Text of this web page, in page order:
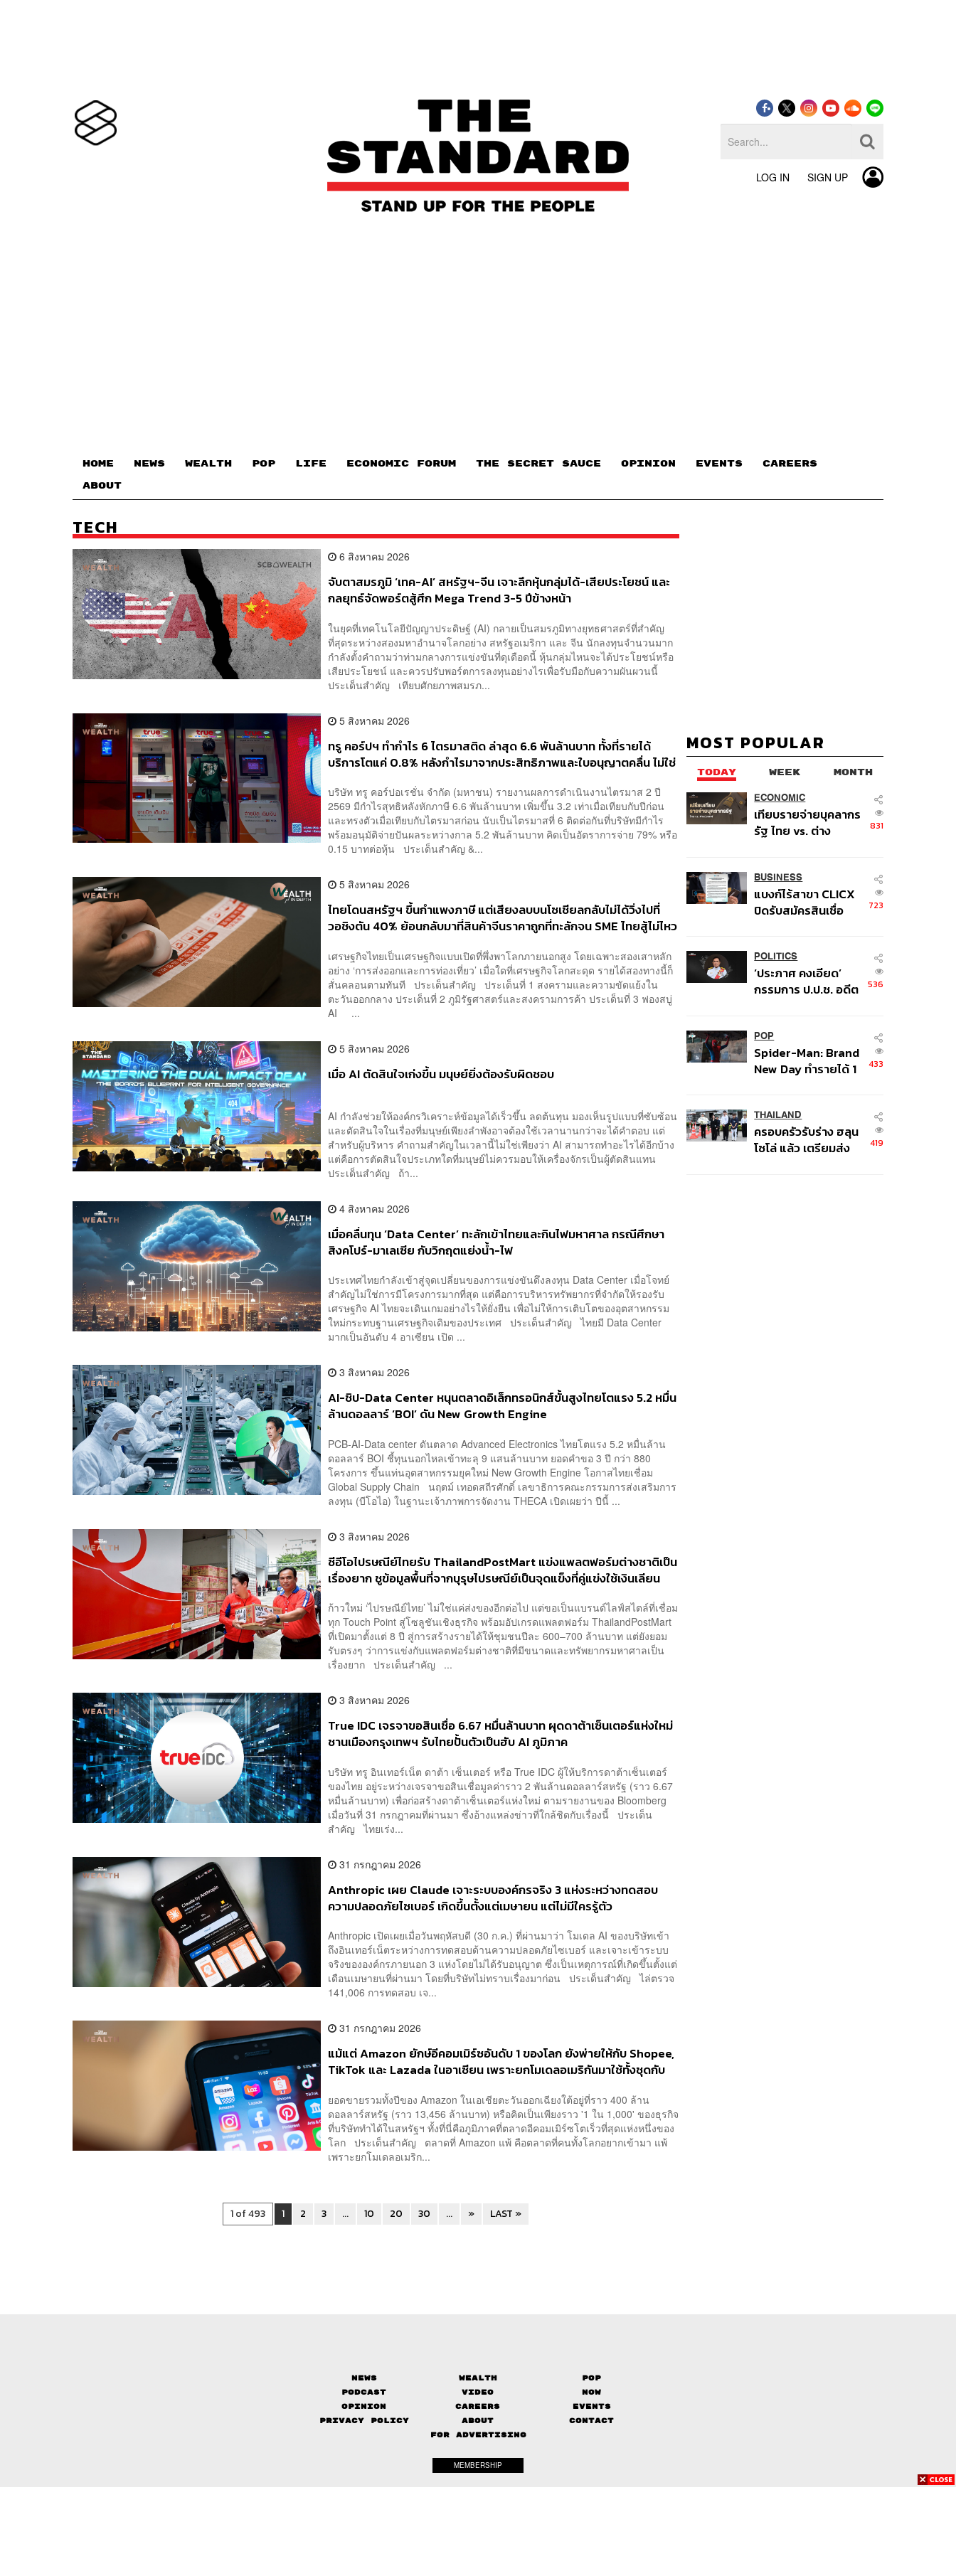
LOG IN SIGN UP
HOME NEWS WEALTH POP LIFE ECONOMIC FORUM THE SECRET SAUCE​ OPINION EVENTS CAREERS
ABOUT
TECH
6 สิงหาคม 2026
จับตาสมรภูมิ ‘เทค-AI’ สหรัฐฯ-จีน เจาะลึกหุ้นกลุ่มได้-เสียประโยชน์ และ
กลยุทธ์จัดพอร์ตสู้ศึก Mega Trend 3-5 ปีข้างหน้า
ในยุคที่เทคโนโลยีปัญญาประดิษฐ์ (AI) กลายเป็นสมรภูมิทางยุทธศาสตร์ที่สำคัญ
ที่สุดระหว่างสองมหาอำนาจโลกอย่าง สหรัฐอเมริกา และ จีน นักลงทุนจำนวนมาก
กำลังตั้งคำถามว่าท่ามกลางการแข่งขันที่ดุเดือดนี้ หุ้นกลุ่มไหนจะได้ประโยชน์หรือ
เสียประโยชน์ และควรปรับพอร์ตการลงทุนอย่างไรเพื่อรับมือกับความผันผวนนี้
ประเด็นสำคัญ เทียบศักยภาพสมรภ...
5 สิงหาคม 2026
ทรู คอร์ปฯ ทำกำไร 6 ไตรมาสติด ล่าสุด 6.6 พันล้านบาท ทั้งที่รายได้
บริการโตแค่ 0.8% หลังกำไรมาจากประสิทธิภาพและใบอนุญาตคลื่น ไม่ใช่
บริษัท ทรู คอร์ปอเรชั่น จำกัด (มหาชน) รายงานผลการดำเนินงานไตรมาส 2 ปี
2569 มีกำไรสุทธิหลังหักภาษี 6.6 พันล้านบาท เพิ่มขึ้น 3.2 เท่าเมื่อเทียบกับปีก่อน
และทรงตัวเมื่อเทียบกับไตรมาสก่อน นับเป็นไตรมาสที่ 6 ติดต่อกันที่บริษัทมีกำไร
พร้อมอนุมัติจ่ายปันผลระหว่างกาล 5.2 พันล้านบาท คิดเป็นอัตราการจ่าย 79% หรือ
0.15 บาทต่อหุ้น ประเด็นสำคัญ &...
5 สิงหาคม 2026
ไทยโดนสหรัฐฯ ขึ้นกำแพงภาษี แต่เสียงลบบนโซเชียลกลับไม่ได้วิ่งไปที่
วอชิงตัน 40% ย้อนกลับมาที่สินค้าจีนราคาถูกที่ทะลักจน SME ไทยสู้ไม่ไหว
เศรษฐกิจไทยเป็นเศรษฐกิจแบบเปิดที่พึ่งพาโลกภายนอกสูง โดยเฉพาะสองเสาหลัก
อย่าง ‘การส่งออกและการท่องเที่ยว’ เมื่อใดที่เศรษฐกิจโลกสะดุด รายได้สองทางนี้ก็
สั่นคลอนตามทันที ประเด็นสำคัญ ประเด็นที่ 1 สงครามและความขัดแย้งใน
ตะวันออกกลาง ประเด็นที่ 2 ภูมิรัฐศาสตร์และสงครามการค้า ประเด็นที่ 3 ฟองสบู่
AI ...
5 สิงหาคม 2026
เมื่อ AI ตัดสินใจเก่งขึ้น มนุษย์ยิ่งต้องรับผิดชอบ
AI กำลังช่วยให้องค์กรวิเคราะห์ข้อมูลได้เร็วขึ้น ลดต้นทุน มองเห็นรูปแบบที่ซับซ้อน
และตัดสินใจในเรื่องที่มนุษย์เพียงลำพังอาจต้องใช้เวลานานกว่าจะได้คำตอบ แต่
สำหรับผู้บริหาร คำถามสำคัญในเวลานี้ไม่ใช่เพียงว่า AI สามารถทำอะไรได้อีกบ้าง
แต่คือการตัดสินใจประเภทใดที่มนุษย์ไม่ควรมอบให้เครื่องจักรเป็นผู้ตัดสินแทน
ประเด็นสำคัญ ถ้า...
4 สิงหาคม 2026
เมื่อคลื่นทุน ‘Data Center’ ทะลักเข้าไทยและกินไฟมหาศาล กรณีศึกษา
สิงคโปร์-มาเลเซีย กับวิกฤตแย่งน้ำ-ไฟ
ประเทศไทยกำลังเข้าสู่จุดเปลี่ยนของการแข่งขันดึงลงทุน Data Center เมื่อโจทย์
สำคัญไม่ใช่การมีโครงการมากที่สุด แต่คือการบริหารทรัพยากรที่จำกัดให้รองรับ
เศรษฐกิจ AI ไทยจะเดินเกมอย่างไรให้ยั่งยืน เพื่อไม่ให้การเติบโตของอุตสาหกรรม
ใหม่กระทบฐานเศรษฐกิจเดิมของประเทศ ประเด็นสำคัญ ไทยมี Data Center
มากเป็นอันดับ 4 อาเซียน เปิด ...
3 สิงหาคม 2026
AI-ชิป-Data Center หนุนตลาดอิเล็กทรอนิกส์ขั้นสูงไทยโตแรง 5.2 หมื่น
ล้านดอลลาร์ ‘BOI’ ดัน New Growth Engine
PCB-AI-Data center ดันตลาด Advanced Electronics ไทยโตแรง 5.2 หมื่นล้าน
ดอลลาร์ BOI ชี้ทุนนอกไหลเข้าทะลุ 9 แสนล้านบาท ยอดคำขอ 3 ปี กว่า 880
โครงการ ขึ้นแท่นอุตสาหกรรมยุคใหม่ New Growth Engine โอกาสไทยเชื่อม
Global Supply Chain นฤตม์ เทอดสถีรศักดิ์ เลขาธิการคณะกรรมการส่งเสริมการ
ลงทุน (บีโอไอ) ในฐานะเจ้าภาพการจัดงาน THECA เปิดเผยว่า ปีนี้ ...
3 สิงหาคม 2026
ซีอีโอไปรษณีย์ไทยรับ ThailandPostMart แข่งแพลตฟอร์มต่างชาติเป็น
เรื่องยาก ชูข้อมูลพื้นที่จากบุรุษไปรษณีย์เป็นจุดแข็งที่คู่แข่งใช้เงินเลียน
ก้าวใหม่ ‘ไปรษณีย์ไทย’ ไม่ใช่แค่ส่งของอีกต่อไป แต่ขอเป็นแบรนด์ไลฟ์สไตล์ที่เชื่อม
ทุก Touch Point สู่โซลูชันเชิงธุรกิจ พร้อมอัปเกรดแพลตฟอร์ม ThailandPostMart
ที่เปิดมาตั้งแต่ 8 ปี สู่การสร้างรายได้ให้ชุมชนปีละ 600–700 ล้านบาท แต่ยังยอม
รับตรงๆ ว่าการแข่งกับแพลตฟอร์มต่างชาติที่มีขนาดและทรัพยากรมหาศาลเป็น
เรื่องยาก ประเด็นสำคัญ ...
3 สิงหาคม 2026
True IDC เจรจาขอสินเชื่อ 6.67 หมื่นล้านบาท ผุดดาต้าเซ็นเตอร์แห่งใหม่
ชานเมืองกรุงเทพฯ รับไทยปั้นตัวเป็นฮับ AI ภูมิภาค
บริษัท ทรู อินเทอร์เน็ต ดาต้า เซ็นเตอร์ หรือ True IDC ผู้ให้บริการดาต้าเซ็นเตอร์
ของไทย อยู่ระหว่างเจรจาขอสินเชื่อมูลค่าราว 2 พันล้านดอลลาร์สหรัฐ (ราว 6.67
หมื่นล้านบาท) เพื่อก่อสร้างดาต้าเซ็นเตอร์แห่งใหม่ ตามรายงานของ Bloomberg
เมื่อวันที่ 31 กรกฎาคมที่ผ่านมา ซึ่งอ้างแหล่งข่าวที่ใกล้ชิดกับเรื่องนี้ ประเด็น
สำคัญ ไทยเร่ง...
31 กรกฎาคม 2026
Anthropic เผย Claude เจาะระบบองค์กรจริง 3 แห่งระหว่างทดสอบ
ความปลอดภัยไซเบอร์ เกิดขึ้นตั้งแต่เมษายน แต่ไม่มีใครรู้ตัว
Anthropic เปิดเผยเมื่อวันพฤหัสบดี (30 ก.ค.) ที่ผ่านมาว่า โมเดล AI ของบริษัทเข้า
ถึงอินเทอร์เน็ตระหว่างการทดสอบด้านความปลอดภัยไซเบอร์ และเจาะเข้าระบบ
จริงขององค์กรภายนอก 3 แห่งโดยไม่ได้รับอนุญาต ซึ่งเป็นเหตุการณ์ที่เกิดขึ้นตั้งแต่
เดือนเมษายนที่ผ่านมา โดยที่บริษัทไม่ทราบเรื่องมาก่อน ประเด็นสำคัญ ไล่ตรวจ
141,006 การทดสอบ เจ...
31 กรกฎาคม 2026
แม้แต่ Amazon ยักษ์อีคอมเมิร์ซอันดับ 1 ของโลก ยังพ่ายให้กับ Shopee,
TikTok และ Lazada ในอาเซียน เพราะยกโมเดลอเมริกันมาใช้ทั้งชุดกับ
ยอดขายรวมทั้งปีของ Amazon ในเอเชียตะวันออกเฉียงใต้อยู่ที่ราว 400 ล้าน
ดอลลาร์สหรัฐ (ราว 13,456 ล้านบาท) หรือคิดเป็นเพียงราว '1 ใน 1,000' ของธุรกิจ
ที่บริษัททำได้ในสหรัฐฯ ทั้งที่นี่คือภูมิภาคที่ตลาดอีคอมเมิร์ซโตเร็วที่สุดแห่งหนึ่งของ
โลก ประเด็นสำคัญ ตลาดที่ Amazon แพ้ คือตลาดที่คนทั้งโลกอยากเข้ามา แพ้
เพราะยกโมเดลอเมริก...
1 of 493 1 2 3 ... 10 20 30 ... » LAST »
MOST POPULAR
TODAY WEEK MONTH
ECONOMIC
เทียบรายจ่ายบุคลากร
รัฐ ไทย vs. ต่าง
ไปกับข้าราชการเฉียด
40 บาท
831
BUSINESS
แบงก์ไร้สาขา CLICX
ปิดรับสมัครสินเชื่อ
เงินผิดวัตถุประสงค์-ให้
ข้อมูลเท็จ เตรียม
ดำเนินคดีเด็ดขาด
723
POLITICS
‘ประภาศ คงเอียด’
กรรมการ ป.ป.ช. อดีต
536
POP
Spider-Man: Brand
New Day ทำรายได้ 1
433
THAILAND
ครอบครัวรับร่าง ฮลุน
โซโล่ แล้ว เตรียมส่ง
419
News Wealth
Pop
Podcast
Video
Now
Opinion
Careers
Events
Privacy Policy
About
Contact
FOR ADVERTISING
MEMBERSHIP